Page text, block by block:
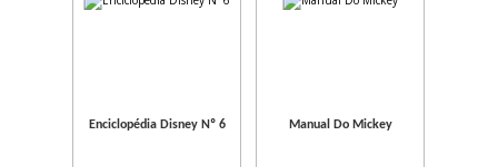
Enciclopédia Disney Nº 6 Manual Do Mickey